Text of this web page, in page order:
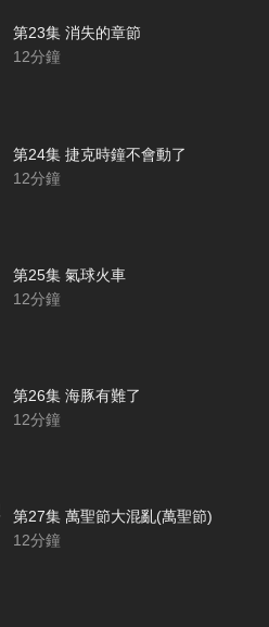
第23集 消失的章節
12分鐘
第24集 捷克時鐘不會動了
12分鐘
第25集 氣球火車
12分鐘
第26集 海豚有難了
12分鐘
第27集 萬聖節大混亂(萬聖節)
12分鐘